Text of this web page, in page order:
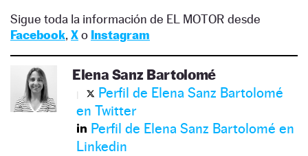
Sigue toda la información de EL MOTOR desde
Facebook, Xo Instagram
Elena Sanz Bartolomé
Perfil de Elena Sanz Bartolomé
en Twitter
Perfil de Elena Sanz Bartolomé en
Linkedin